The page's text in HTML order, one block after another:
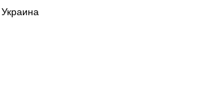
Украина